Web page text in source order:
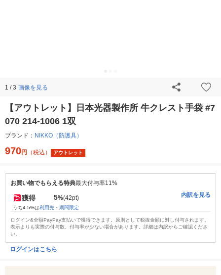
1 / 3 画像を見る
【アウトレット】日本光器製作所 牛クレスト手袋 #7
070 214-1006 1双
ブランド： NIKKO（防護具）
970円 （税込） アウトレット
お買い物でもらえる特典最大付与率11%
獲得 5%(42pt)
うち4.5%は利用先・期間限定
内訳を見る
ログイン&全額PayPay支払いで獲得できます。原則として税抜金額に対し付与されます。
表示よりも実際の付与数、付与率が少ない場合があります。詳細は内訳からご確認くださ
い。
ログインはこちら